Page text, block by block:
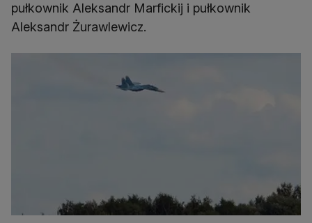
pułkownik Aleksandr Marfickij i pułkownik
Aleksandr Żurawlewicz.